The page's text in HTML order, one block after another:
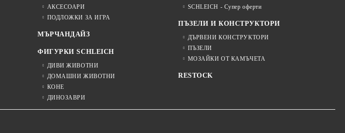
АКСЕСОАРИ
ПОДЛОЖКИ ЗА ИГРА
МЪРЧАНДАЙЗ
ФИГУРКИ SCHLEICH
ДИВИ ЖИВОТНИ
ДОМАШНИ ЖИВОТНИ
КОНЕ
ДИНОЗАВРИ
SCHLEICH - Супер оферти
ПЪЗЕЛИ И КОНСТРУКТОРИ
ДЪРВЕНИ КОНСТРУКТОРИ
ПЪЗЕЛИ
МОЗАЙКИ ОТ КАМЪЧЕТА
RESTOCK